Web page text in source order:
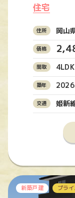
住宅
岡山
4LDK
姫新
新築戸建 プラ